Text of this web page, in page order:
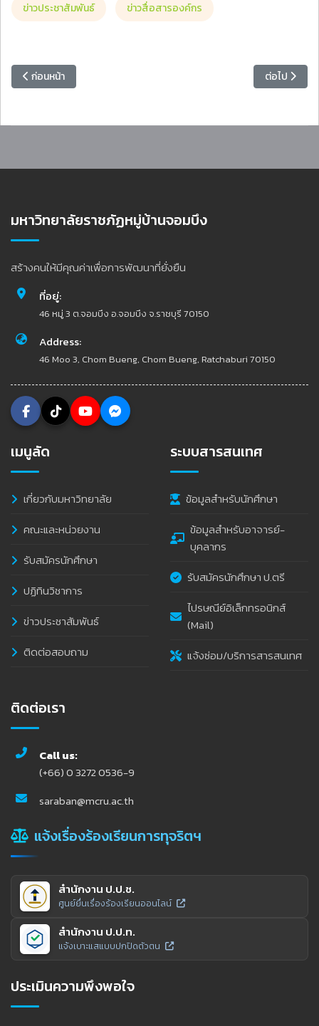
ข่าวประชาสัมพันธ์ ข่าวสื่อสารองค์กร
เนื้อหาก่อนหน้า: ประกาศแนวทางการจัดการเรียนการสอน ภาคพิเศษ ระ
ก่อนหน้า เนื้อหาถัดไป
ต่อไป
มหาวิทยาลัยราชภัฏหมู่บ้านจอมบึง
สร้างคนให้มีคุณค่าเพื่อการพัฒนาที่ยั่งยืน
ที่อยู่:
46 หมู่ 3 ต.จอมบึง อ.จอมบึง จ.ราชบุรี 70150
Address:
46 Moo 3, Chom Bueng, Chom Bueng, Ratchaburi 70150
เมนูลัด
เกี่ยวกับมหาวิทยาลัย
คณะและหน่วยงาน
รับสมัครนักศึกษา
ปฏิทินวิชาการ
ข่าวประชาสัมพันธ์
ติดต่อสอบถาม
ระบบสารสนเทศ
ข้อมูลสำหรับนักศึกษา
ข้อมูลสำหรับอาจารย์-
บุคลากร
รับสมัครนักศึกษา ป.ตรี
ไปรษณีย์อิเล็กทรอนิกส์
(Mail)
แจ้งซ่อม/บริการสารสนเทศ
ติดต่อเรา
Call us:
(+66) 0 3272 0536-9
saraban@mcru.ac.th
แจ้งเรื่องร้องเรียนการทุจริตฯ
สำนักงาน ป.ป.ช.
ศูนย์ยื่นเรื่องร้องเรียนออนไลน์
สำนักงาน ป.ป.ท.
แจ้งเบาะแสแบบปกปิดตัวตน
ประเมินความพึงพอใจ